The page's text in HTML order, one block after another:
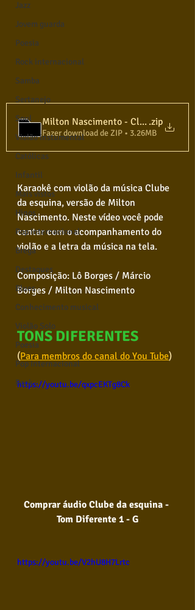
Jazz
Jovem guarda
Poesia
Rock internacional
Samba
Sertanejo
Soul
Violão instumental
Católicas
Infantil
Mais vistos
Hinos
Pop Internacional
Brega
Destaques
Blues
Conhecimento musical
Violão Solo
Poesia
Pop Internacional
Rock
Milton Nascimento - Clube da
.zip
Fazer download de ZIP • 3.26MB
Karaokê com violão da música Clube
da esquina, versão de Milton
Nascimento. Neste vídeo você pode
cantar com o acompanhamento do
violão e a letra da música na tela.
Composição: Lô Borges / Márcio
Borges / Milton Nascimento
TONS DIFERENTES
(Para membros do canal do You Tube)
https://youtu.be/qxpcEKTg8Ck
Comprar áudio Clube da esquina -
Tom Diferente 1 - G
https://youtu.be/V2hU8H7Lrtc